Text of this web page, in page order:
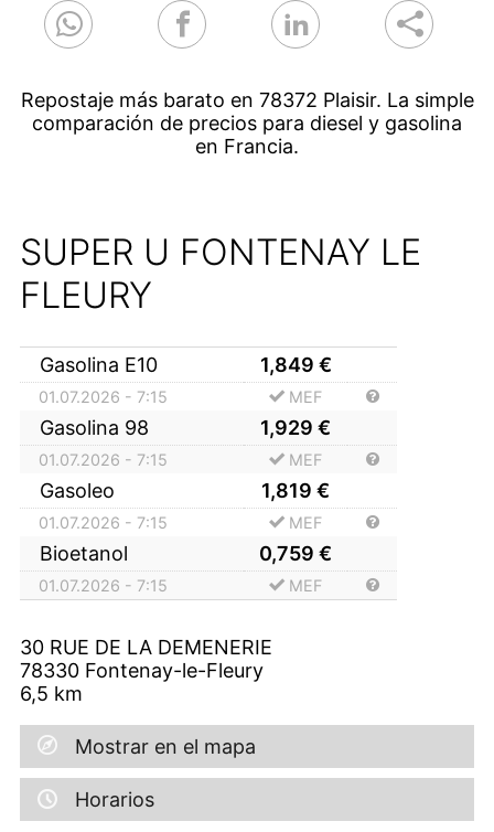
Repostaje más barato en 78372 Plaisir. La simple
comparación de precios para diesel y gasolina
en Francia.
SUPER U FONTENAY LE
FLEURY
Gasolina E10 1,849 €
01.07.2026 - 7:15 MEF
Gasolina 98 1,929 €
01.07.2026 - 7:15 MEF
Gasoleo 1,819 €
01.07.2026 - 7:15 MEF
Bioetanol 0,759 €
01.07.2026 - 7:15 MEF
30 RUE DE LA DEMENERIE
78330 Fontenay-le-Fleury
6,5 km
Mostrar en el mapa
Horarios